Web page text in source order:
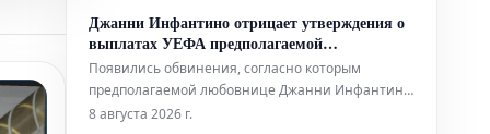
также сведения о сворачивании или пересмотре
планов по достижению нулевых выбросов
углерода ("чистого нуля").
Джанни Инфантино отрицает утверждения о
выплатах УЕФА предполагаемой
«любовнице»
Появились обвинения, согласно которым
предполагаемой любовнице Джанни Инфантино,
когда он занимал пост генерального секретаря
8 августа 2026 г.